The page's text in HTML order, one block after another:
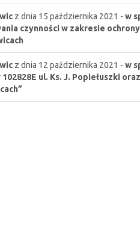
z dnia 15 października 2021 - w
czynności w zakresie
z dnia 12 października 2021 - w
ul. Ks. J. Popiełuszki